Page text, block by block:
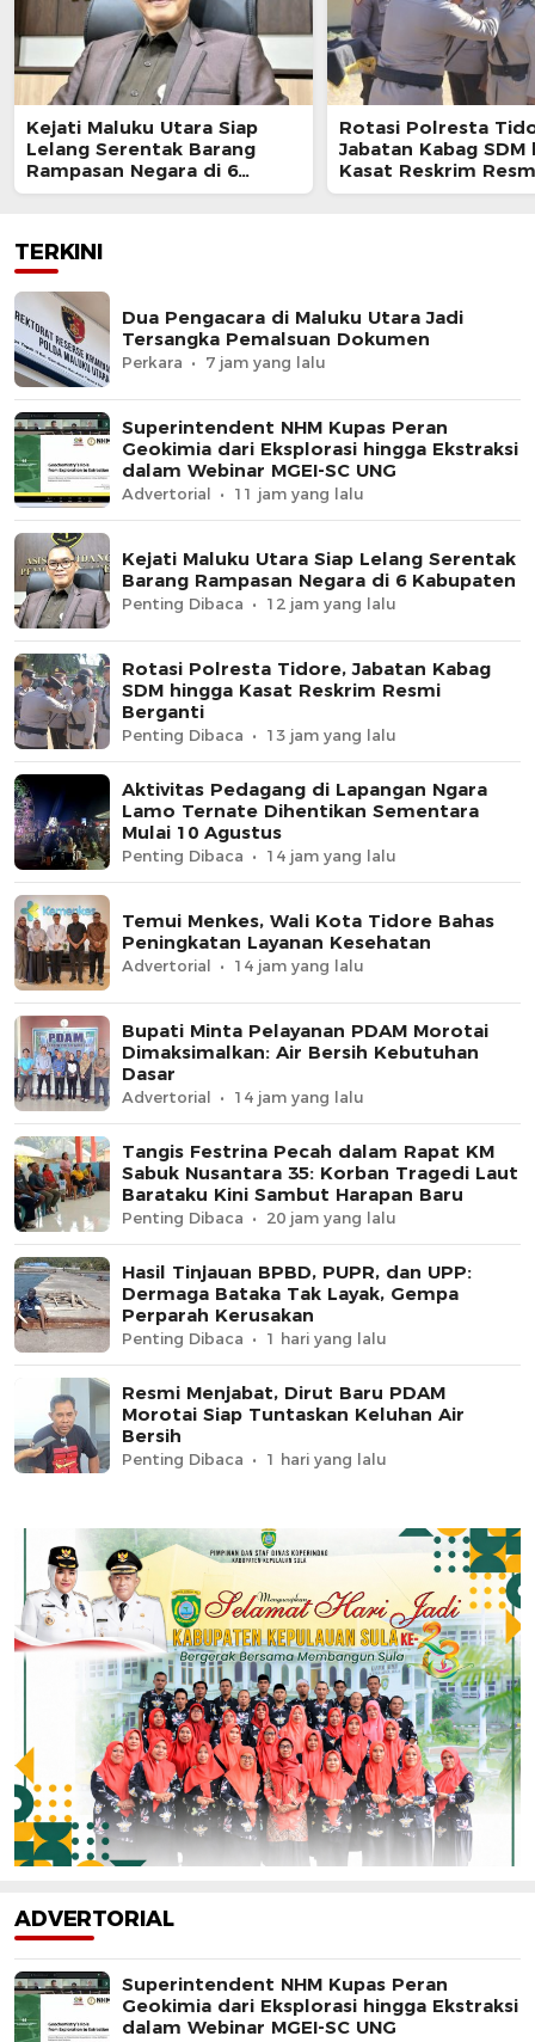
Kejati Maluku Utara Siap
Lelang Serentak Barang
Rampasan Negara di 6
Kabupaten
Rotasi Polresta
Jabatan Kabag SDM
Kasat Reskrim
Berganti
TERKINI
Dua Pengacara di Maluku Utara Jadi
Tersangka Pemalsuan Dokumen
Perkara 7 jam yang lalu
Superintendent NHM Kupas Peran
Geokimia dari Eksplorasi hingga Ekstraksi
dalam Webinar MGEI-SC UNG
Advertorial 11 jam yang lalu
Kejati Maluku Utara Siap Lelang Serentak
Barang Rampasan Negara di 6 Kabupaten
Penting Dibaca 12 jam yang lalu
Rotasi Polresta Tidore, Jabatan Kabag
SDM hingga Kasat Reskrim Resmi
Berganti
Penting Dibaca 13 jam yang lalu
Aktivitas Pedagang di Lapangan Ngara
Lamo Ternate Dihentikan Sementara
Mulai 10 Agustus
Penting Dibaca 14 jam yang lalu
Temui Menkes, Wali Kota Tidore Bahas
Peningkatan Layanan Kesehatan
Advertorial 14 jam yang lalu
Bupati Minta Pelayanan PDAM Morotai
Dimaksimalkan: Air Bersih Kebutuhan
Dasar
Advertorial 14 jam yang lalu
Tangis Festrina Pecah dalam Rapat KM
Sabuk Nusantara 35: Korban Tragedi Laut
Barataku Kini Sambut Harapan Baru
Penting Dibaca 20 jam yang lalu
Hasil Tinjauan BPBD, PUPR, dan UPP:
Dermaga Bataka Tak Layak, Gempa
Perparah Kerusakan
Penting Dibaca 1 hari yang lalu
Resmi Menjabat, Dirut Baru PDAM
Morotai Siap Tuntaskan Keluhan Air
Bersih
Penting Dibaca 1 hari yang lalu
ADVERTORIAL
Superintendent NHM Kupas Peran
Geokimia dari Eksplorasi hingga Ekstraksi
dalam Webinar MGEI-SC UNG